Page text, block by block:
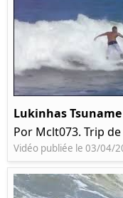
Lukinhas
Por Mclt073. Trip
Vidéo publiée le 03/04/